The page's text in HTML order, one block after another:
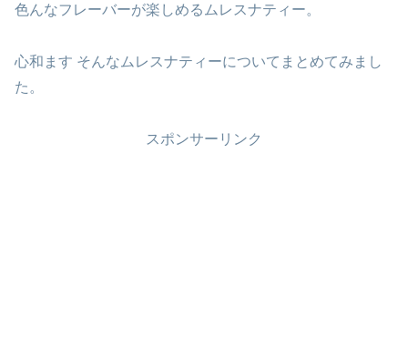
色んなフレーバーが楽しめるムレスナティー。
心和ます そんなムレスナティーについてまとめてみまし
た。
スポンサーリンク